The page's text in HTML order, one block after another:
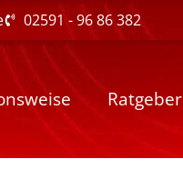
02591 - 96 86 382
Ratgeber